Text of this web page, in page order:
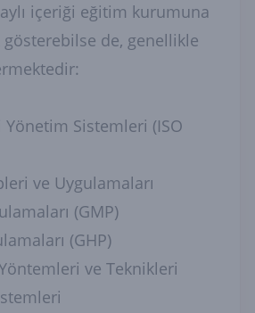
içeriği eğitim kurumuna
de, genellikle
Yönetim Sistemleri (ISO
ve Uygulamaları
(GMP)
(GHP)
ve Teknikleri